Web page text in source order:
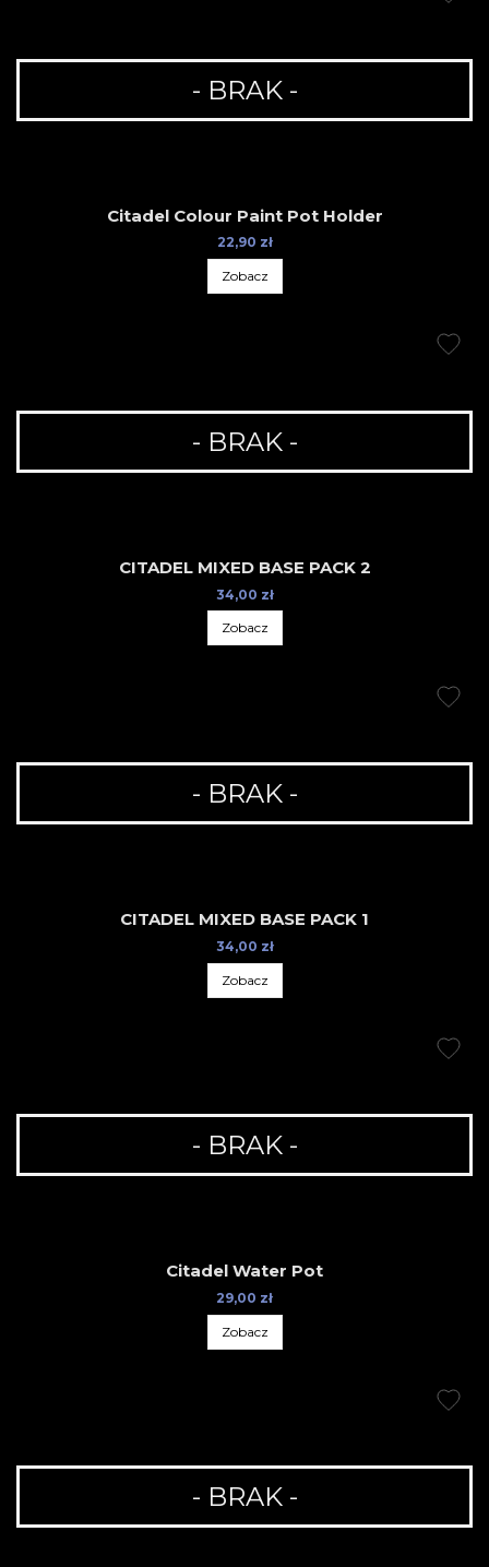
- BRAK -
Citadel Colour Paint Pot Holder
22,90 zł
Zobacz
- BRAK -
CITADEL MIXED BASE PACK 2
34,00 zł
Zobacz
- BRAK -
CITADEL MIXED BASE PACK 1
34,00 zł
Zobacz
- BRAK -
Citadel Water Pot
29,00 zł
Zobacz
- BRAK -